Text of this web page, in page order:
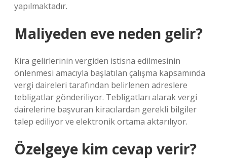
yapılmaktadır.
Maliyeden eve neden gelir?
Kira gelirlerinin vergiden istisna edilmesinin
önlenmesi amacıyla başlatılan çalışma kapsamında
vergi daireleri tarafından belirlenen adreslere
tebligatlar gönderiliyor. Tebligatları alarak vergi
dairelerine başvuran kiracılardan gerekli bilgiler
talep ediliyor ve elektronik ortama aktarılıyor.
Özelgeye kim cevap verir?